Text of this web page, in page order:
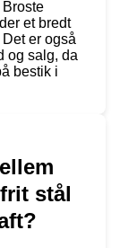
et bredt
er også
og salg, da
bestik i
stål